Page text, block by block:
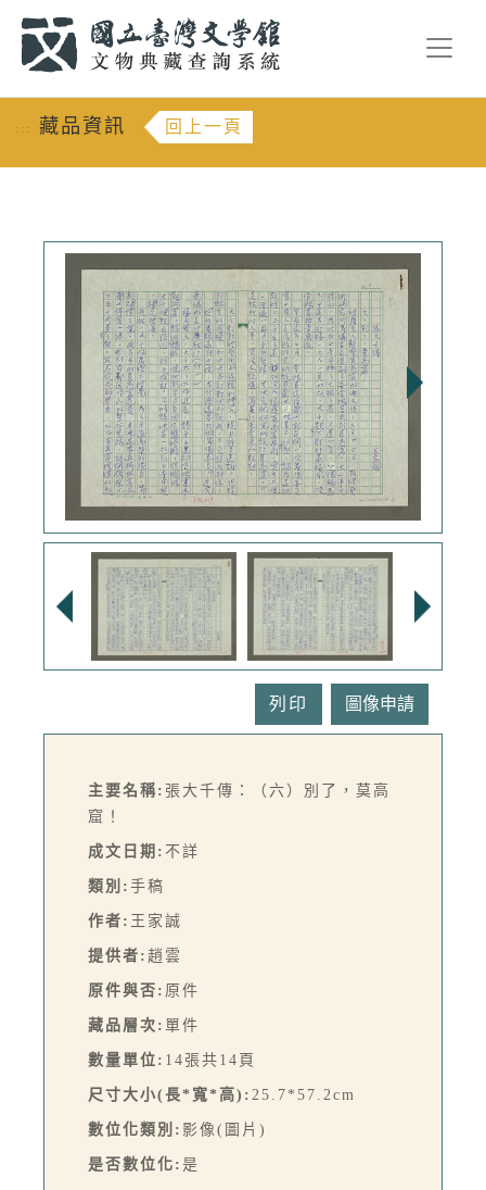
::: 藏品資訊 回上一頁
列印
主要名稱: 張大千傳：（六）別了，莫高
窟！
成文日期: 不詳
類別: 手稿
作者: 王家誠
提供者: 趙雲
原件與否: 原件
藏品層次: 單件
數量單位: 14張共14頁
尺寸大小(長*寬*高): 25.7*57.2cm
數位化類別: 影像(圖片)
是否數位化: 是